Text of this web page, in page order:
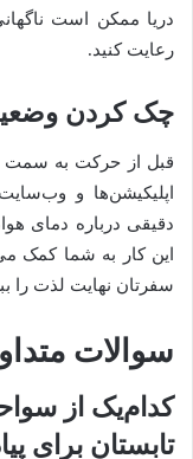
دریا ممکن است
رعایت کنید.
چک کردن
قبل از حرکت به سمت
اپلیکیشن‌ها و
دقیقی درباره دمای
این کار به شما کمک
سفرتان نهایت لذت را
سوالات
کدام‌یک از
تابستان برای